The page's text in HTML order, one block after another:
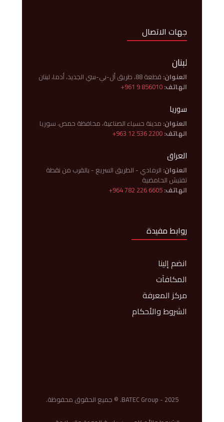
جهات الاتصال
لبنان
العنوان: قطعة 88، طريق أل-بي-سي الجديد، أدما، لبنان
الهاتف:+961 9 856010
سوريا
العنوان: مدينة حسياء الصناعية، محافظة حمص، سوريا
الهاتف:+963 12 536 2200
العراق
العنوان: الرمادي - الطريق السريع - بالقرب من نقطة
تفتيش الحامضية
الهاتف:+964 782 226 6605
روابط مفيدة
انضم إلينا
المكافآت
مركز المعرفة
الشروط والأحكام
BATEC Group - 2025. © جميع الحقوق محفوظة.